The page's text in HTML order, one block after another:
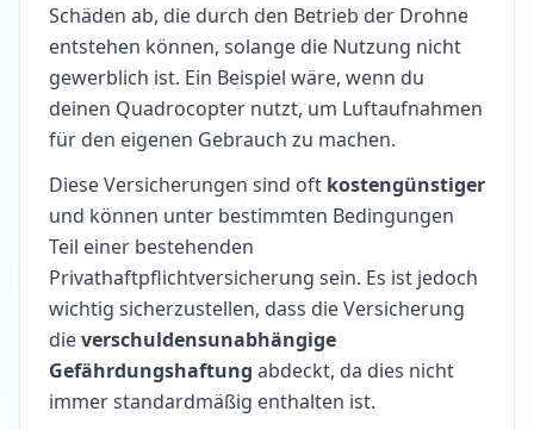
Schäden ab, die durch den Betrieb der Drohne
entstehen können, solange die Nutzung nicht
gewerblich ist. Ein Beispiel wäre, wenn du
deinen Quadrocopter nutzt, um Luftaufnahmen
für den eigenen Gebrauch zu machen.
Diese Versicherungen sind oft kostengünstiger
und können unter bestimmten Bedingungen
Teil einer bestehenden
Privathaftpflichtversicherung sein. Es ist jedoch
wichtig sicherzustellen, dass die Versicherung
dieverschuldensunabhängige
Gefährdungshaftung abdeckt, da dies nicht
immer standardmäßig enthalten ist.